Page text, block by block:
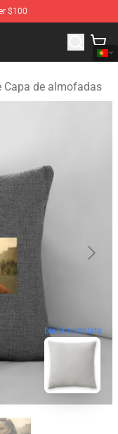
$100
Store
Capa de almofadas
blank template